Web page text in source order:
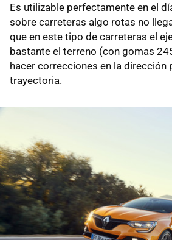
Es utilizable perfectamente en el
sobre carreteras algo rotas no
que en este tipo de carreteras el
bastante el terreno (con gomas
hacer correcciones en la dirección
trayectoria.